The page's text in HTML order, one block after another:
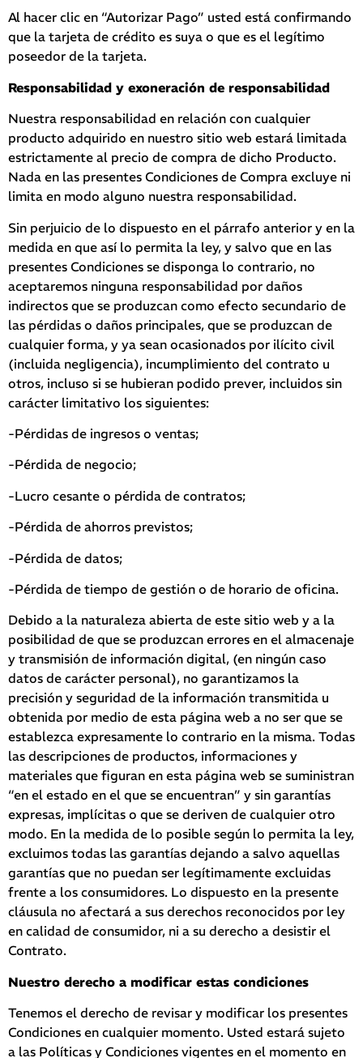
Al hacer clic en “Autorizar Pago” usted está confirmando
que la tarjeta de crédito es suya o que es el legítimo
poseedor de la tarjeta.
Responsabilidad y exoneración de responsabilidad
Nuestra responsabilidad en relación con cualquier
producto adquirido en nuestro sitio web estará limitada
estrictamente al precio de compra de dicho Producto.
Nada en las presentes Condiciones de Compra excluye ni
limita en modo alguno nuestra responsabilidad.
Sin perjuicio de lo dispuesto en el párrafo anterior y en la
medida en que así lo permita la ley, y salvo que en las
presentes Condiciones se disponga lo contrario, no
aceptaremos ninguna responsabilidad por daños
indirectos que se produzcan como efecto secundario de
las pérdidas o daños principales, que se produzcan de
cualquier forma, y ya sean ocasionados por ilícito civil
(incluida negligencia), incumplimiento del contrato u
otros, incluso si se hubieran podido prever, incluidos sin
carácter limitativo los siguientes:
-Pérdidas de ingresos o ventas;
-Pérdida de negocio;
-Lucro cesante o pérdida de contratos;
-Pérdida de ahorros previstos;
-Pérdida de datos;
-Pérdida de tiempo de gestión o de horario de oficina.
Debido a la naturaleza abierta de este sitio web y a la
posibilidad de que se produzcan errores en el almacenaje
y transmisión de información digital, (en ningún caso
datos de carácter personal), no garantizamos la
precisión y seguridad de la información transmitida u
obtenida por medio de esta página web a no ser que se
establezca expresamente lo contrario en la misma. Todas
las descripciones de productos, informaciones y
materiales que figuran en esta página web se suministran
“en el estado en el que se encuentran” y sin garantías
expresas, implícitas o que se deriven de cualquier otro
modo. En la medida de lo posible según lo permita la ley,
excluimos todas las garantías dejando a salvo aquellas
garantías que no puedan ser legítimamente excluidas
frente a los consumidores. Lo dispuesto en la presente
cláusula no afectará a sus derechos reconocidos por ley
en calidad de consumidor, ni a su derecho a desistir el
Contrato.
Nuestro derecho a modificar estas condiciones
Tenemos el derecho de revisar y modificar los presentes
Condiciones en cualquier momento. Usted estará sujeto
a las Políticas y Condiciones vigentes en el momento en